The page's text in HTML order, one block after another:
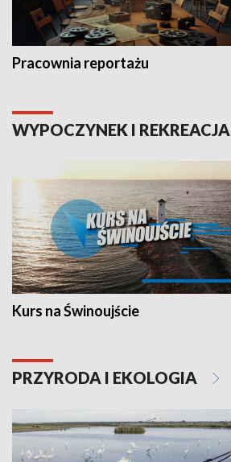
Pracownia reportażu
WYPOCZYNEK I REKREACJA
Kurs na Świnoujście
PRZYRODA I EKOLOGIA